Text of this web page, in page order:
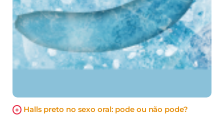
Halls preto no sexo oral: pode ou não pode?